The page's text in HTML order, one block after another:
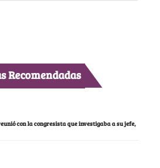
Recomendadas
con la congresista que investigaba a su jefe,